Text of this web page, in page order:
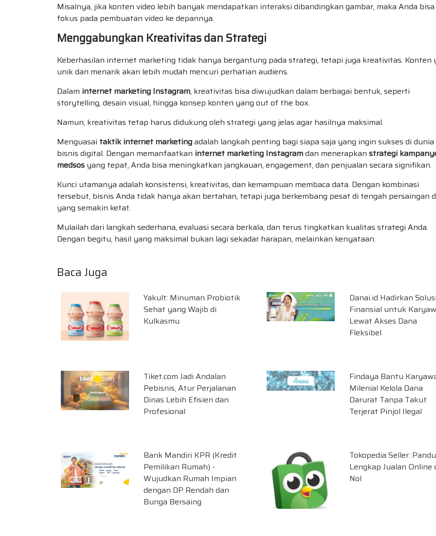
Misalnya, jika konten video lebih banyak mendapatkan interaksi dibandingkan gambar, maka Anda bisa
fokus pada pembuatan video ke depannya.
Menggabungkan Kreativitas dan Strategi
Keberhasilan internet marketing tidak hanya bergantung pada strategi, tetapi juga kreativitas. Konten
unik dan menarik akan lebih mudah mencuri perhatian audiens.
Dalam internet marketing Instagram, kreativitas bisa diwujudkan dalam berbagai bentuk, seperti
storytelling, desain visual, hingga konsep konten yang out of the box.
Namun, kreativitas tetap harus didukung oleh strategi yang jelas agar hasilnya maksimal.
Menguasai taktik internet marketingadalah langkah penting bagi siapa saja yang ingin sukses di dunia
bisnis digital. Dengan memanfaatkan internet marketing Instagramdan menerapkan strategi
medsos yang tepat, Anda bisa meningkatkan jangkauan, engagement, dan penjualan secara signifikan.
Kunci utamanya adalah konsistensi, kreativitas, dan kemampuan membaca data. Dengan kombinasi
tersebut, bisnis Anda tidak hanya akan bertahan, tetapi juga berkembang pesat di tengah persaingan
yang semakin ketat.
Mulailah dari langkah sederhana, evaluasi secara berkala, dan terus tingkatkan kualitas strategi Anda.
Dengan begitu, hasil yang maksimal bukan lagi sekadar harapan, melainkan kenyataan.
Baca Juga
Yakult: Minuman Probiotik
Sehat yang Wajib di
Kulkasmu
Danai.id Hadirkan Solusi
Finansial untuk
Lewat Akses Dana
Fleksibel
Tiket.com Jadi Andalan
Pebisnis, Atur Perjalanan
Dinas Lebih Efisien dan
Profesional
Findaya Bantu
Milenial Kelola Dana
Darurat Tanpa Takut
Terjerat Pinjol Ilegal
Bank Mandiri KPR (Kredit
Pemilikan Rumah) -
Wujudkan Rumah Impian
dengan DP Rendah dan
Bunga Bersaing
Tokopedia Seller:
Lengkap Jualan Online
Nol